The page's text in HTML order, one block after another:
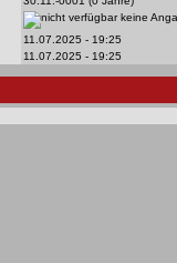
keine
11.07.2025 - 19:25
11.07.2025 - 19:25